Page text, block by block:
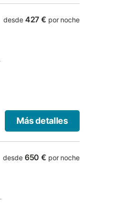
desde 427 € por noche
Más detalles
desde 650 € por noche